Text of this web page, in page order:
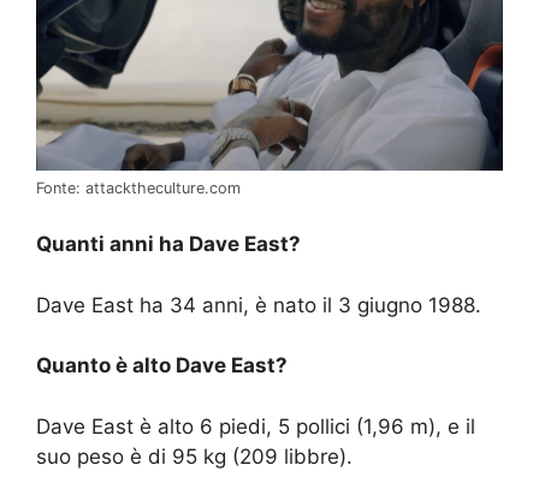
Fonte: attacktheculture.com
Quanti anni ha Dave East?
Dave East ha 34 anni, è nato il 3 giugno 1988.
Quanto è alto Dave East?
Dave East è alto 6 piedi, 5 pollici (1,96 m), e il
suo peso è di 95 kg (209 libbre).